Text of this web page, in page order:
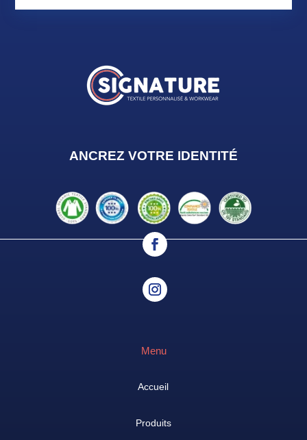
ANCREZ VOTRE IDENTITÉ
Menu
Accueil
Produits